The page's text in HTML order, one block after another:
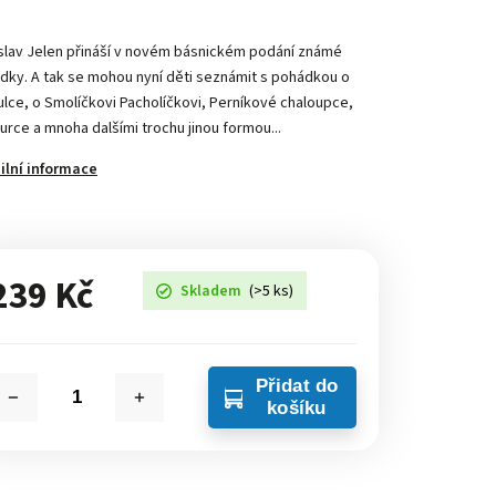
Jelen přináší v novém básnickém podání známé
A tak se mohou nyní děti seznámit s pohádkou o
o Smolíčkovi Pacholíčkovi, Perníkové chaloupce,
a mnoha dalšími trochu jinou formou...
informace
Kč Skladem (>5 ks)
Přidat do
košíku